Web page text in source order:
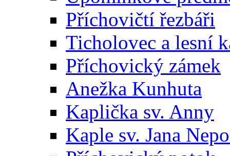
Příchovičtí řezbáři
Ticholovec a lesní
Příchovický zámek
Anežka Kunhuta
Kaplička sv. Anny
Kaple sv. Jana